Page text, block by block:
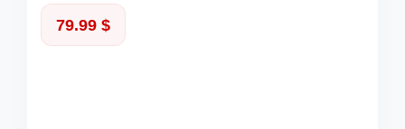
79.99 $